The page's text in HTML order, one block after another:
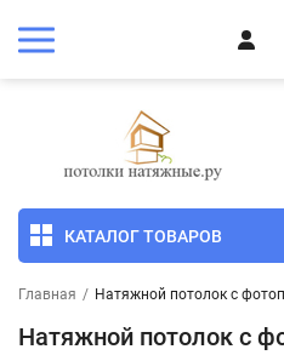
КАТАЛОГ ТОВАРОВ
Главная / Натяжной потолок с
Натяжной потолок с